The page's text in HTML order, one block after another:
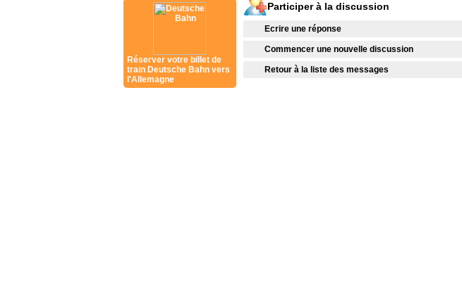
Réserver votre billet de
train Deutsche Bahn vers
l'Allemagne
Participer à la discussion
Ecrire une réponse
Commencer une nouvelle discussion
Retour à la liste des messages